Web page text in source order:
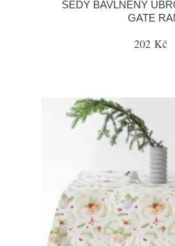
ŠEDÝ BAVLNĚNÝ
GATE
202 Kč